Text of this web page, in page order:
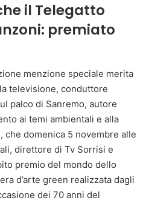
il Telegatto
premiato
menzione speciale merita
televisione, conduttore
palco di Sanremo, autore
ai temi ambientali e alla
che domenica 5 novembre alle
direttore di Tv Sorrisi e
premio del mondo dello
d’arte green realizzata dagli
dei 70 anni del